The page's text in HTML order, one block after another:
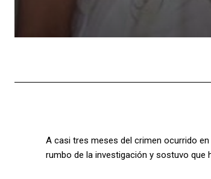
A casi tres meses del crimen ocurrido
rumbo de la investigación y sostuvo que